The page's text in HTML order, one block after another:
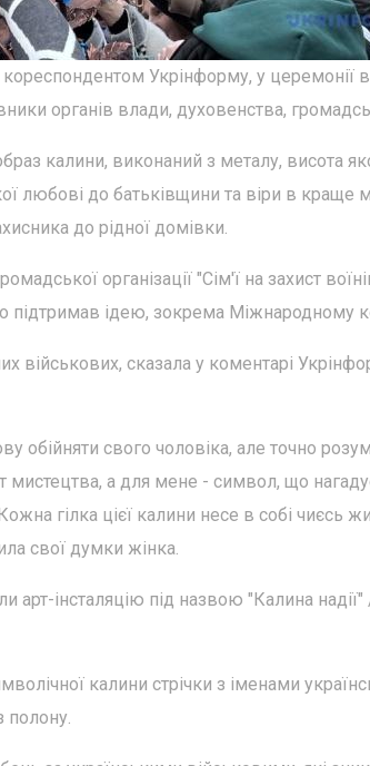
Укрінформу, у церемонії
органів влади, духовенства,
калини, виконаний з металу, висота
любові до батьківщини та віри в краще
до рідної домівки.
організації "Сім'ї на захист
підтримав ідею, зокрема Міжнародному
військових, сказала у коментарі
обійняти свого чоловіка, але точно
а для мене - символ, що
гілка цієї калини несе в собі чиєсь
свої думки жінка.
арт-інсталяцію під назвою "Калина
калини стрічки з іменами
полону.